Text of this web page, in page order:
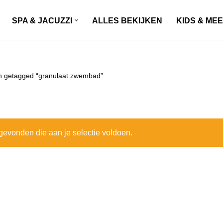
SPA & JACUZZI ALLES BEKIJKEN KIDS &
getagged “granulaat zwembad”
die aan je selectie voldoen.